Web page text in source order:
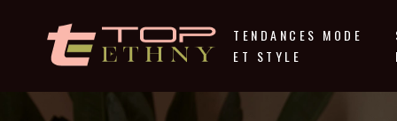
TENDANCES MODE
ET STYLE